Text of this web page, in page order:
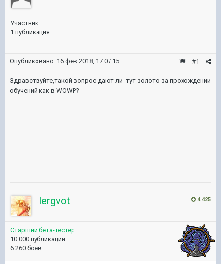
Участник
1 публикация
#1
Опубликовано: 16 фев 2018, 17:07:15
Здравствуйте,такой вопрос дают ли тут золото за прохождении
обучений как в WOWP?
4 425
lergvot
Старший бета-тестер
10 000 публикаций
6 260 боёв